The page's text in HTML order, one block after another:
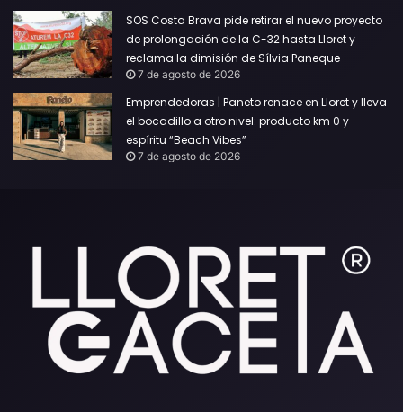
SOS Costa Brava pide retirar el nuevo proyecto
de prolongación de la C-32 hasta Lloret y
reclama la dimisión de Sílvia Paneque
7 de agosto de 2026
Emprendedoras | Paneto renace en Lloret y lleva
el bocadillo a otro nivel: producto km 0 y
espíritu “Beach Vibes”
7 de agosto de 2026